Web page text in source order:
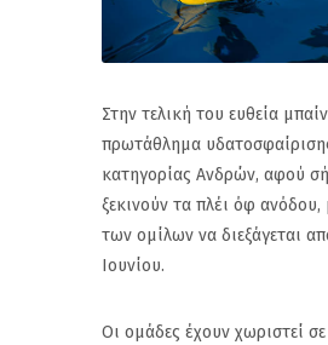
Στην τελική του ευθεία
πρωτάθλημα
κατηγορίας Ανδρών, αφού
ξεκινούν τα πλέι όφ
των ομίλων να διεξάγεται
Ιουνίου.
Οι ομάδες έχουν χωριστεί